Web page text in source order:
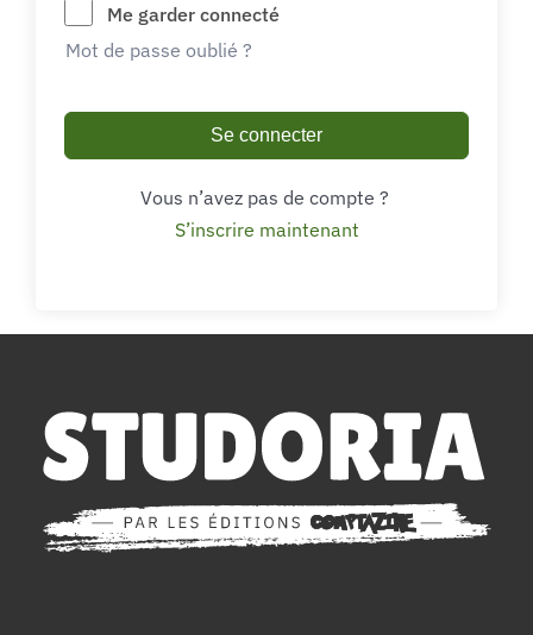
Me garder connecté
Mot de passe oublié ?
Se connecter
Vous n’avez pas de compte ?
S’inscrire maintenant